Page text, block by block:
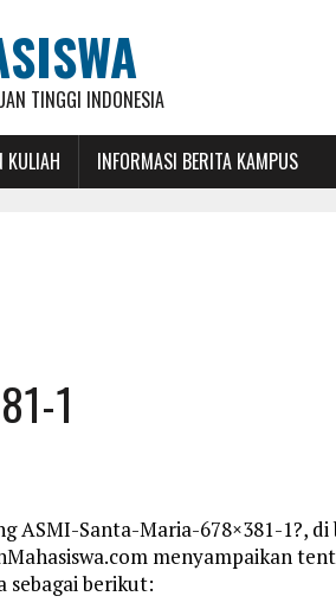
TINGGI INDONESIA
KULIAH INFORMASI BERITA KAMPUS
1
ASMI-Santa-Maria-678×381-1?, di
menyampaikan
sebagai berikut: